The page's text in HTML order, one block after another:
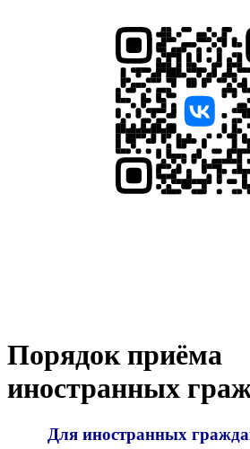
Порядок приёма
иностранных
Для иностранных